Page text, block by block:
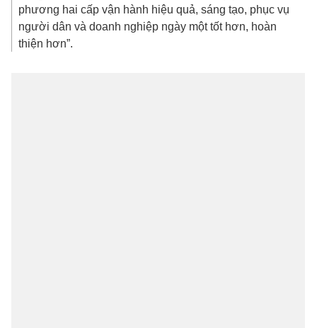
phương hai cấp vận hành hiệu quả, sáng tạo, phục vụ
người dân và doanh nghiệp ngày một tốt hơn, hoàn
thiện hơn”.